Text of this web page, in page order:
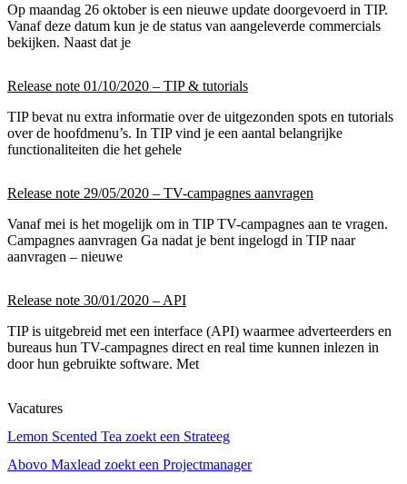
Op maandag 26 oktober is een nieuwe update doorgevoerd in TIP.
Vanaf deze datum kun je de status van aangeleverde commercials
bekijken. Naast dat je
Release note 01/10/2020 – TIP & tutorials
TIP bevat nu extra informatie over de uitgezonden spots en tutorials
over de hoofdmenu’s. In TIP vind je een aantal belangrijke
functionaliteiten die het gehele
Release note 29/05/2020 – TV-campagnes aanvragen
Vanaf mei is het mogelijk om in TIP TV-campagnes aan te vragen.
Campagnes aanvragen Ga nadat je bent ingelogd in TIP naar
aanvragen – nieuwe
Release note 30/01/2020 – API
TIP is uitgebreid met een interface (API) waarmee adverteerders en
bureaus hun TV-campagnes direct en real time kunnen inlezen in
door hun gebruikte software. Met
Vacatures
Lemon Scented Tea zoekt een Strateeg
Abovo Maxlead zoekt een Projectmanager